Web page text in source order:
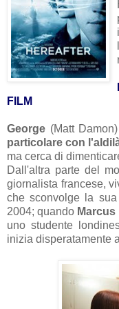
FILM
George (Matt
particolare con
ma cerca di
Dall'altra parte del
giornalista francese,
che sconvolge la
2004; quando Marcus
uno studente
inizia disperatamente